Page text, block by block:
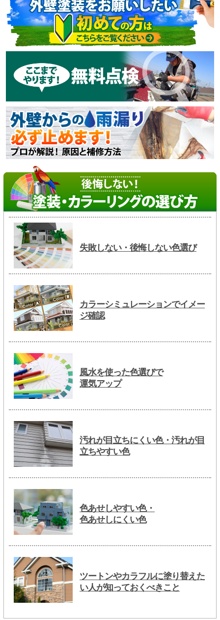
失敗しない・後悔しない色選び
カラーシミュレーションでイメー
ジ確認
風水を使った色選びで
運気アップ
汚れが目立ちにくい色・汚れが目
立ちやすい色
色あせしやすい色・
色あせしにくい色
ツートンやカラフルに塗り替えた
い人が知っておくべきこと